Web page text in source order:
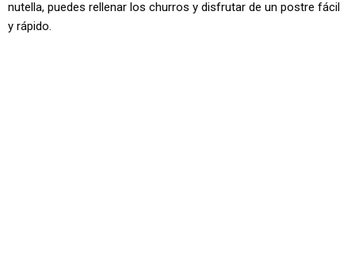
nutella, puedes rellenar los churros y disfrutar de un postre fácil
y rápido.